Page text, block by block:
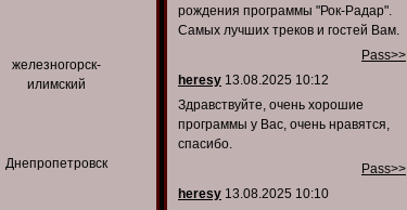
железногорск-
илимский
Днепропетровск
рождения программы "Рок-Радар".
Самых лучших треков и гостей Вам.
Pass>>
heresy 13.08.2025 10:12
Здравствуйте, очень хорошие
программы у Вас, очень нравятся,
спасибо.
Pass>>
heresy 13.08.2025 10:10